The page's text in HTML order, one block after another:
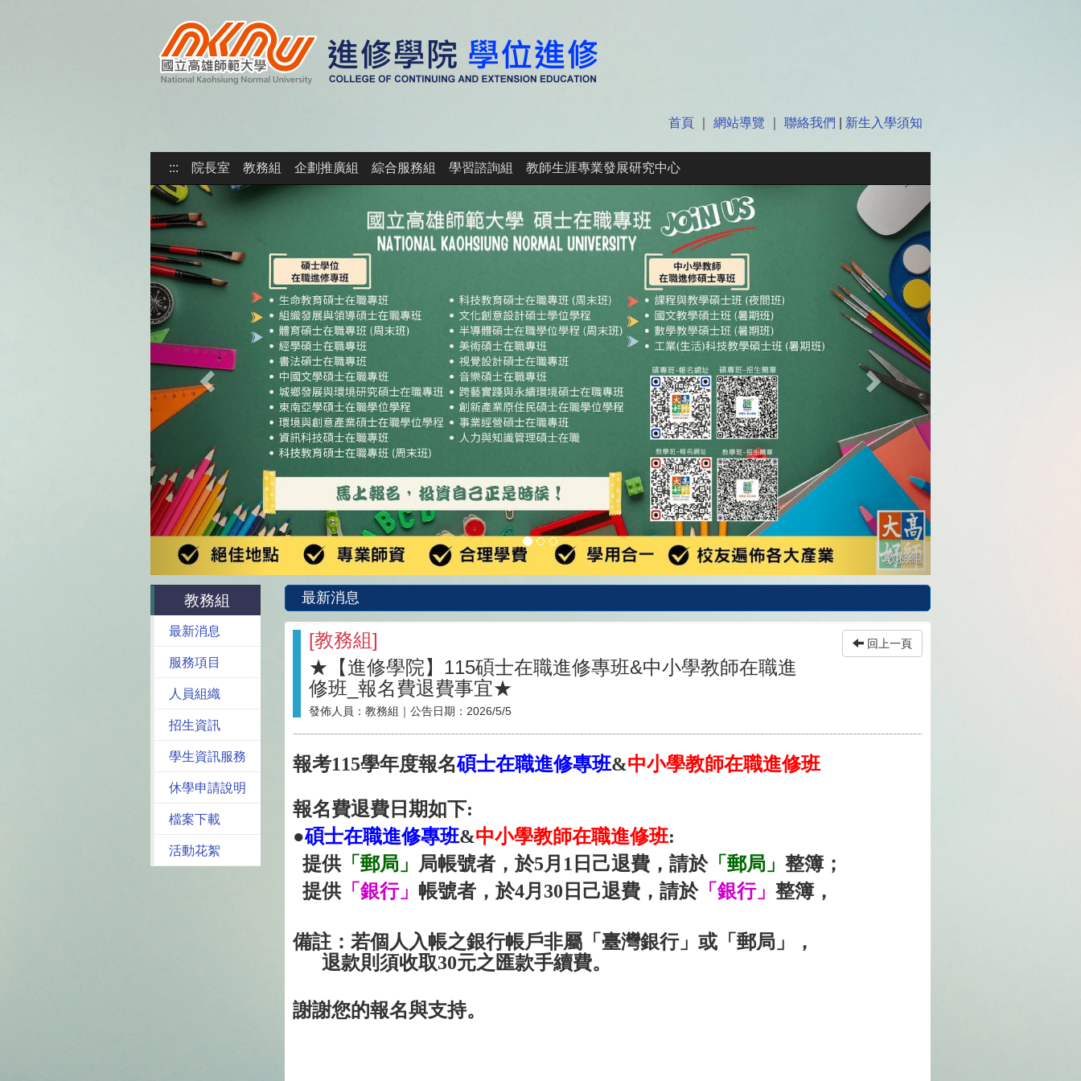
首頁 網站導覽 聯絡我們 新生入學須知
::: 院長室 教務組 企劃推廣組 綜合服務組 學習諮詢組 教師生涯專業發展研究中心
教務組
Previous
教務組
最新消息
服務項目
人員組織
招生資訊
學生資訊服務
休學申請說明
檔案下載
活動花絮
最新消息
[教務組]
★【進修學院】115碩士在職進修專班&中小學教師在職進
修班_報名費退費事宜★
發佈人員： 教務組 ｜公告日期： 2026/5/5
回上一頁
報考115學年度報名碩士在職進修專班&中小學教師在職進修班
報名費退費日期如下:
●碩士在職進修專班&中小學教師在職進修班:
提供「郵局」 局帳號者，於5月1日己退費，請於「郵局」 整簿；
提供「銀行」 帳號者，於4月30日己退費，請於「銀行」 整簿，
備註：若個人入帳之銀行帳戶非屬「臺灣銀行」或「郵局」，
退款則須收取30元之匯款手續費。
謝謝您的報名與支持。